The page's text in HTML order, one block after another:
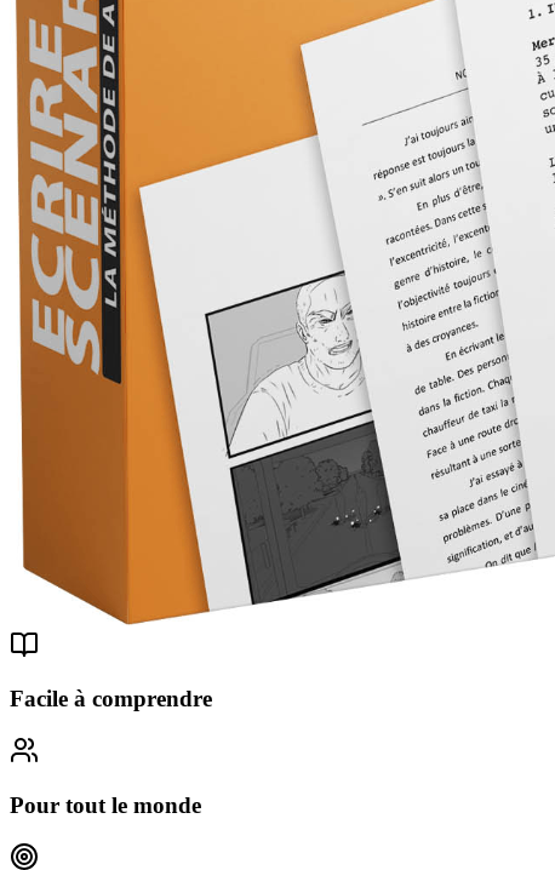
Facile à comprendre
Pour tout le monde